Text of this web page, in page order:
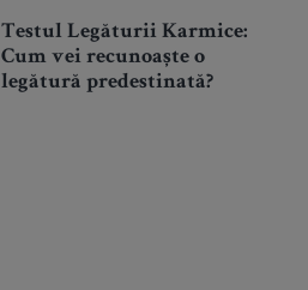
Testul Legăturii Karmice:
Cum vei recunoaște o
legătură predestinată?